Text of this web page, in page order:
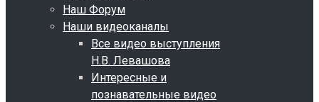
Наш Форум
Наши видеоканалы
Все видео выступления
Н.В. Левашова
Интересные и
познавательные видео